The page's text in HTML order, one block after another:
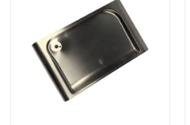
プロダクト
ビデオ